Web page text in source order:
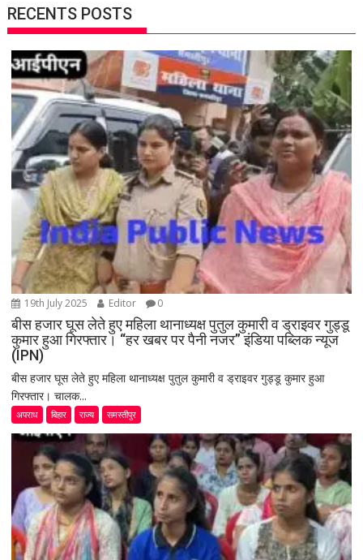
RECENTS POSTS
19th July 2025 Editor 0
बीस हजार घूस लेते हुए महिला थानाध्यक्ष पुतुल कुमारी व ड्राइवर गुड्डू
कुमार हुआ गिरफ्तार। “हर खबर पर पैनी नजर” इंडिया पब्लिक न्यूज
(IPN)
बीस हजार घूस लेते हुए महिला थानाध्यक्ष पुतुल कुमारी व ड्राइवर गुड्डू कुमार हुआ
गिरफ्तार। चालक...
अपराध बिहार राज्य समस्तीपुर